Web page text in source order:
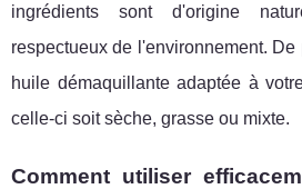
ingrédients sont d'origine
respectueux de l'environnement.
huile démaquillante adaptée à
celle-ci soit sèche, grasse ou mixte.
Comment utiliser